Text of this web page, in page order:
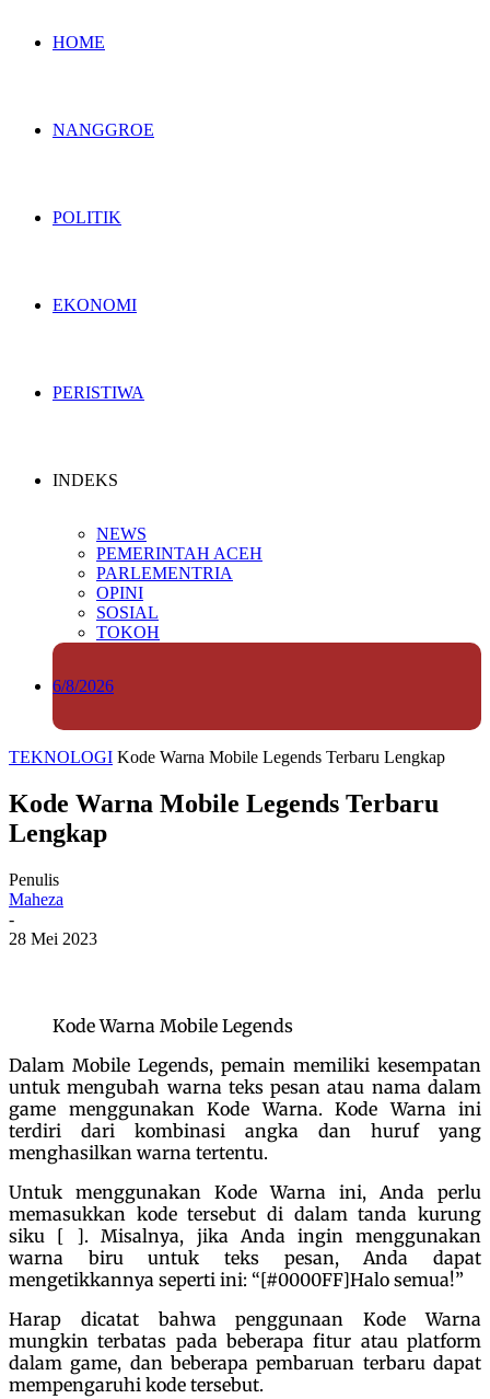
HOME
NANGGROE
POLITIK
EKONOMI
PERISTIWA
INDEKS
NEWS
PEMERINTAH ACEH
PARLEMENTRIA
OPINI
SOSIAL
TOKOH
6/8/2026
TEKNOLOGI Kode Warna Mobile Legends Terbaru Lengkap
Kode Warna Mobile Legends Terbaru
Lengkap
Penulis
Maheza
-
28 Mei 2023
Kode Warna Mobile Legends
Dalam Mobile Legends, pemain memiliki kesempatan
untuk mengubah warna teks pesan atau nama dalam
game menggunakan Kode Warna. Kode Warna ini
terdiri dari kombinasi angka dan huruf yang
menghasilkan warna tertentu.
Untuk menggunakan Kode Warna ini, Anda perlu
memasukkan kode tersebut di dalam tanda kurung
siku [ ]. Misalnya, jika Anda ingin menggunakan
warna biru untuk teks pesan, Anda dapat
mengetikkannya seperti ini: “[#0000FF]Halo semua!”
Harap dicatat bahwa penggunaan Kode Warna
mungkin terbatas pada beberapa fitur atau platform
dalam game, dan beberapa pembaruan terbaru dapat
mempengaruhi kode tersebut.